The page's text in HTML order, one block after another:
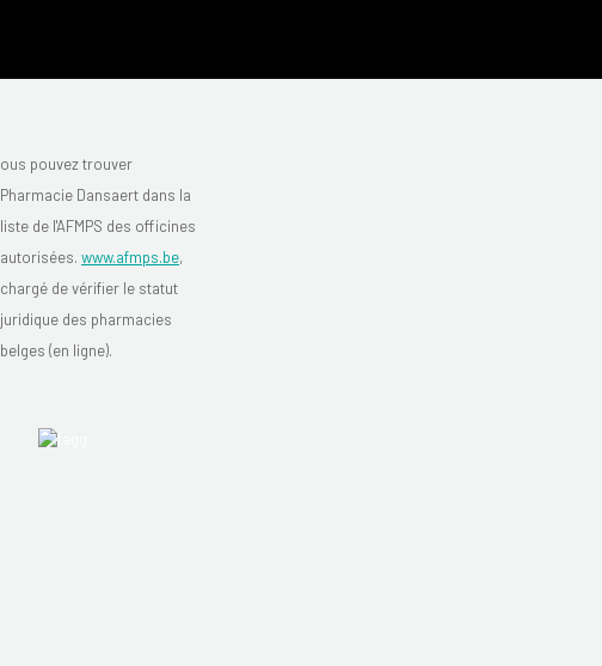
ous pouvez trouver
Pharmacie Dansaert dans la
liste de l'AFMPS des officines
autorisées.www.afmps.be,
chargé de vérifier le statut
juridique des pharmacies
belges (en ligne).